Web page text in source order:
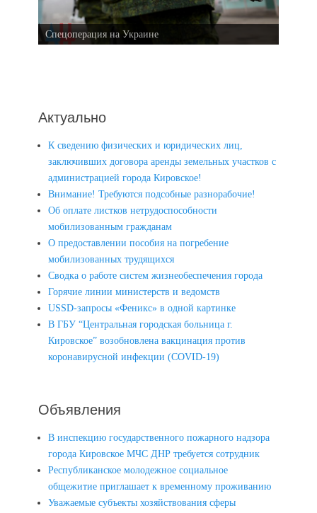
Спецоперация на Украине
Актуально
К сведению физических и юридических лиц,
заключивших договора аренды земельных участков с
администрацией города Кировское!
Внимание! Требуются подсобные разнорабочие!
Об оплате листков нетрудоспособности
мобилизованным гражданам
О предоставлении пособия на погребение
мобилизованных трудящихся
Сводка о работе систем жизнеобеспечения города
Горячие линии министерств и ведомств
USSD-запросы «Феникс» в одной картинке
В ГБУ “Центральная городская больница г.
Кировское” возобновлена вакцинация против
коронавирусной инфекции (COVID-19)
Объявления
В инспекцию государственного пожарного надзора
города Кировское МЧС ДНР требуется сотрудник
Республиканское молодежное социальное
общежитие приглашает к временному проживанию
Уважаемые субъекты хозяйствования сферы